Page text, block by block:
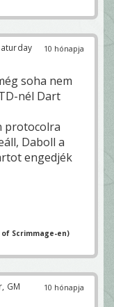
10 hónapja
soha nem
nél Dart
protocolra
Daboll a
engedjék
Scrimmage-en)
10 hónapja
GM